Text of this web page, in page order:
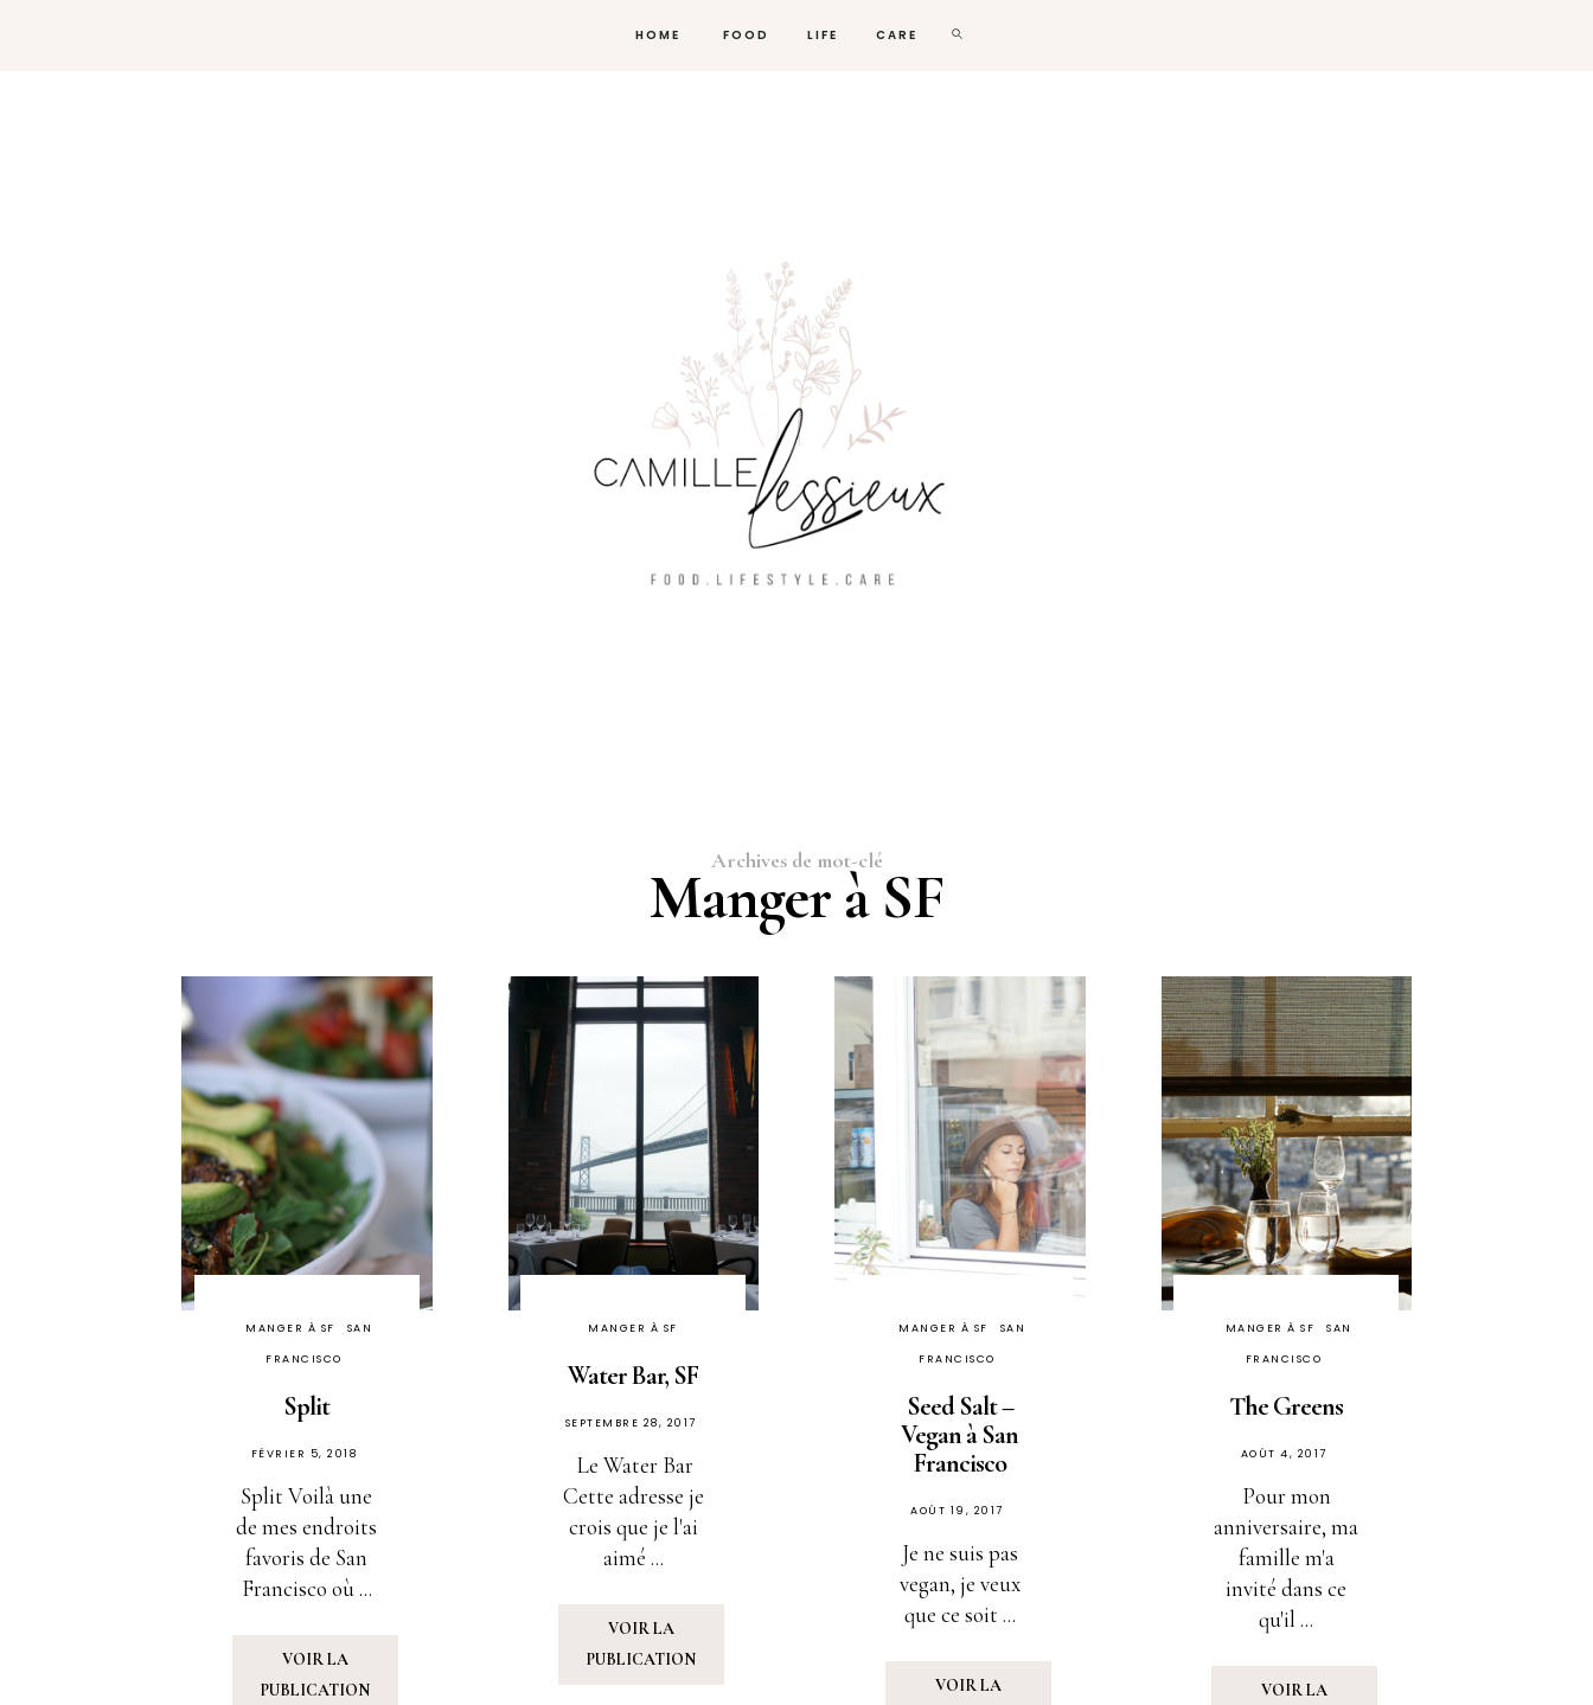
HOME FOOD LIFE CARE
Archives de mot-clé
Manger à SF
MANGER À SF SAN
FRANCISCO
Split
PUBLIÉ
SUR
FÉVRIER 5, 2018
Split Voilà une
de mes endroits
favoris de San
Francisco où ...
VOIR LA
PUBLICATION
MANGER À SF
Water Bar, SF
PUBLIÉ
SEPTEMBRE 28, 2017
Le Water Bar
Cette adresse je
crois que je l'ai
aimé ...
VOIR LA
PUBLICATION
MANGER À SF SAN
FRANCISCO
Seed Salt –
Vegan à San
Francisco
PUBLIÉ
AOÛT 19, 2017
Je ne suis pas
vegan, je veux
que ce soit ...
VOIR LA
MANGER À SF SAN
FRANCISCO
The Greens
PUBLIÉ
AOÛT 4, 2017
Pour mon
anniversaire, ma
famille m'a
invité dans ce
qu'il ...
VOIR LA